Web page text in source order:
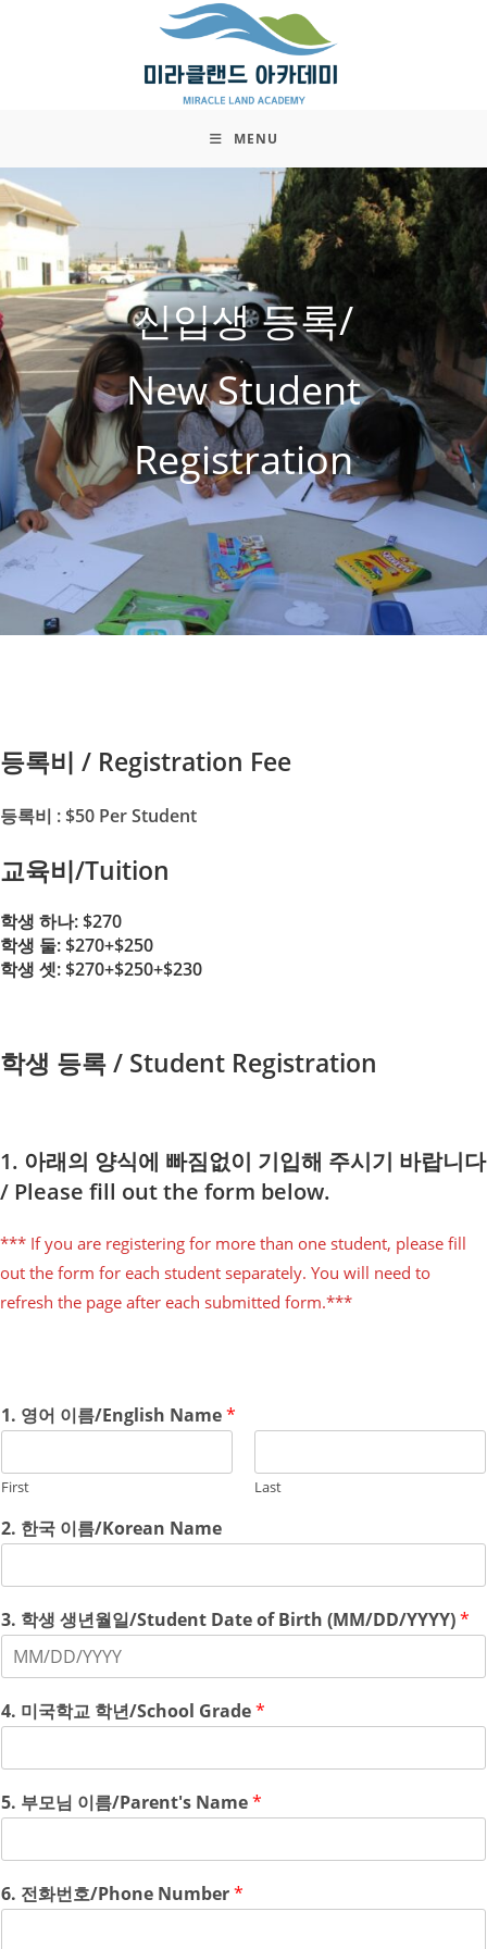
MENU
신입생 등록/
New Student
Registration
등록비 / Registration Fee
등록비 : $50 Per Student
교육비/Tuition
학생 하나: $270
학생 둘: $270+$250
학생 셋: $270+$250+$230
학생 등록 / Student Registration
1. 아래의 양식에 빠짐없이 기입해 주시기 바랍니다
/ Please fill out the form below.
*** If you are registering for more than one student, please fill
out the form for each student separately. You will need to
refresh the page after each submitted form.***
1. 영어 이름/English Name*
First Last
2. 한국 이름/Korean Name
3. 학생 생년월일/Student Date of Birth (MM/DD/YYYY)*
4. 미국학교 학년/School Grade*
5. 부모님 이름/Parent's Name*
6. 전화번호/Phone Number*